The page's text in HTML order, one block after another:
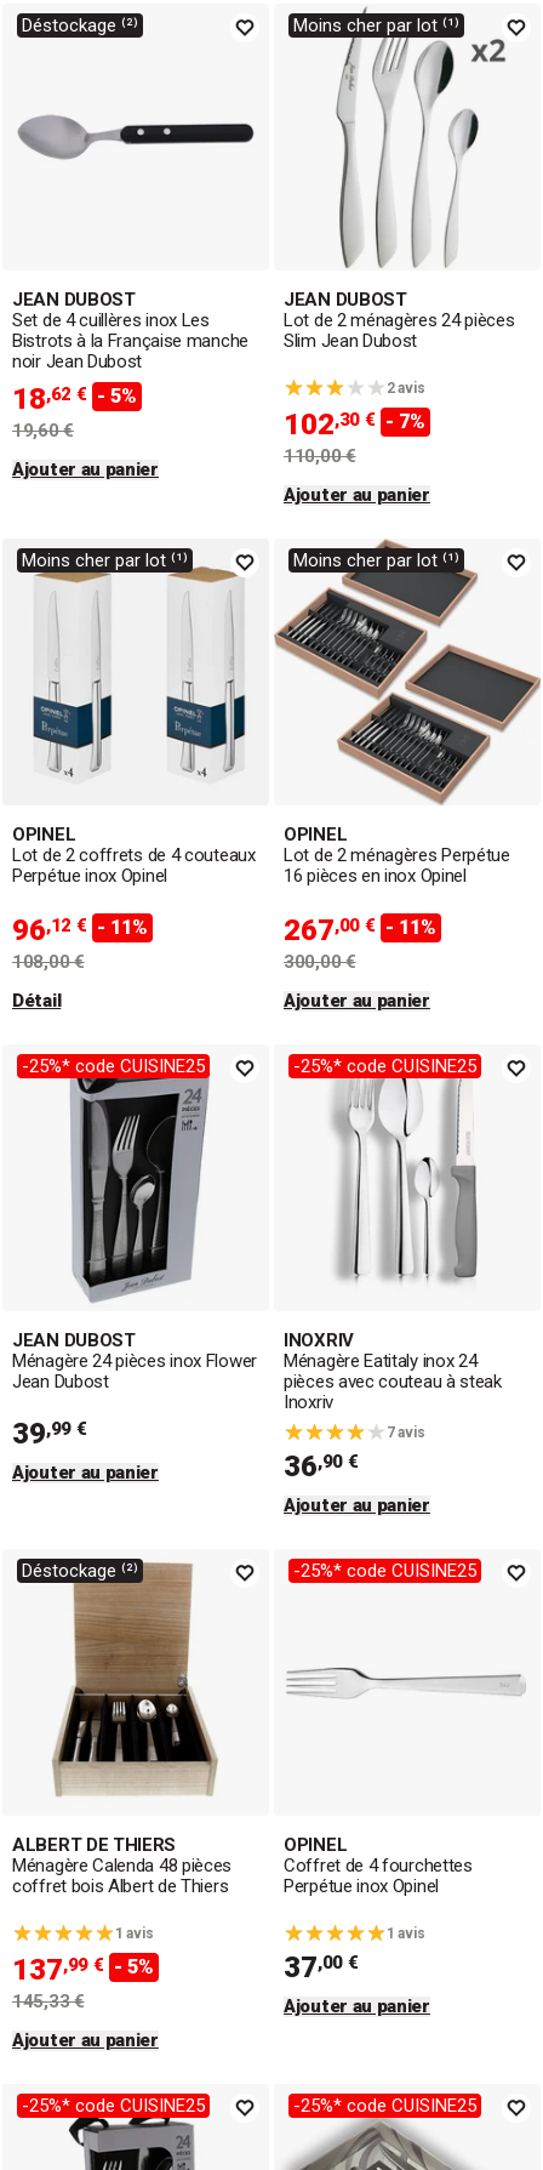
Déstockage ⁽²⁾
JEAN DUBOST
Set de 4 cuillères inox Les
Bistrots à la Française manche
noir Jean Dubost
18,62 € - 5%
19,60 €
Ajouter au panier
Moins cher par lot ⁽¹⁾
JEAN DUBOST
Lot de 2 ménagères 24 pièces
Slim Jean Dubost
2 avis
102,30 € - 7%
110,00 €
Ajouter au panier
Moins cher par lot ⁽¹⁾
OPINEL
Lot de 2 coffrets de 4 couteaux
Perpétue inox Opinel
96,12 € - 11%
108,00 €
Détail
Moins cher par lot ⁽¹⁾
OPINEL
Lot de 2 ménagères Perpétue
16 pièces en inox Opinel
267,00 € - 11%
300,00 €
Ajouter au panier
-25%* code CUISINE25
JEAN DUBOST
Ménagère 24 pièces inox Flower
Jean Dubost
39,99 €
Ajouter au panier
-25%* code CUISINE25
INOXRIV
Ménagère Eatitaly inox 24
pièces avec couteau à steak
Inoxriv
7 avis
36,90 €
Ajouter au panier
Déstockage ⁽²⁾
ALBERT DE THIERS
Ménagère Calenda 48 pièces
coffret bois Albert de Thiers
1 avis
137,99 € - 5%
145,33 €
Ajouter au panier
-25%* code CUISINE25
OPINEL
Coffret de 4 fourchettes
Perpétue inox Opinel
1 avis
37,00 €
Ajouter au panier
-25%* code CUISINE25 -25%* code CUISINE25